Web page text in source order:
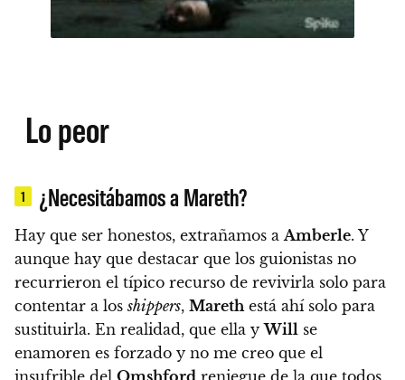
Lo peor
1 ¿Necesitábamos a Mareth?
Hay que ser honestos, extrañamos a Amberle. Y
aunque hay que destacar que los guionistas no
recurrieron el típico recurso de revivirla solo para
contentar a losshippers, Mareth está ahí solo para
sustituirla. En realidad, que ella yWill se
enamoren es forzado y no me creo que el
insufrible del Omshford reniegue de la que todos